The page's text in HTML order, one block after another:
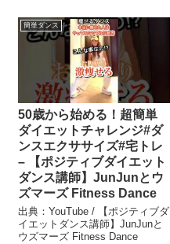
簡単ダンス
50歳から始める！超簡単
ダイエットチャレンジ#ダ
ンスエクササイズ#宅トレ
– 【ポジティブダイエット
ダンス講師】JunJunとウ
ズマーズ Fitness Dance
出典：YouTube / 【ポジティブダ
イエットダンス講師】JunJunと
ウズマーズ Fitness Dance